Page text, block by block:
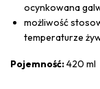
ocynkowana
możliwość
temperaturze
Pojemność:420 ml